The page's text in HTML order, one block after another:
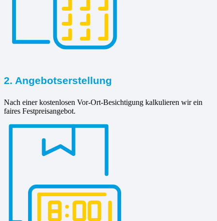
2. Angebotserstellung
Nach einer kostenlosen Vor-Ort-Besichtigung kalkulieren wir ein
faires Festpreisangebot.